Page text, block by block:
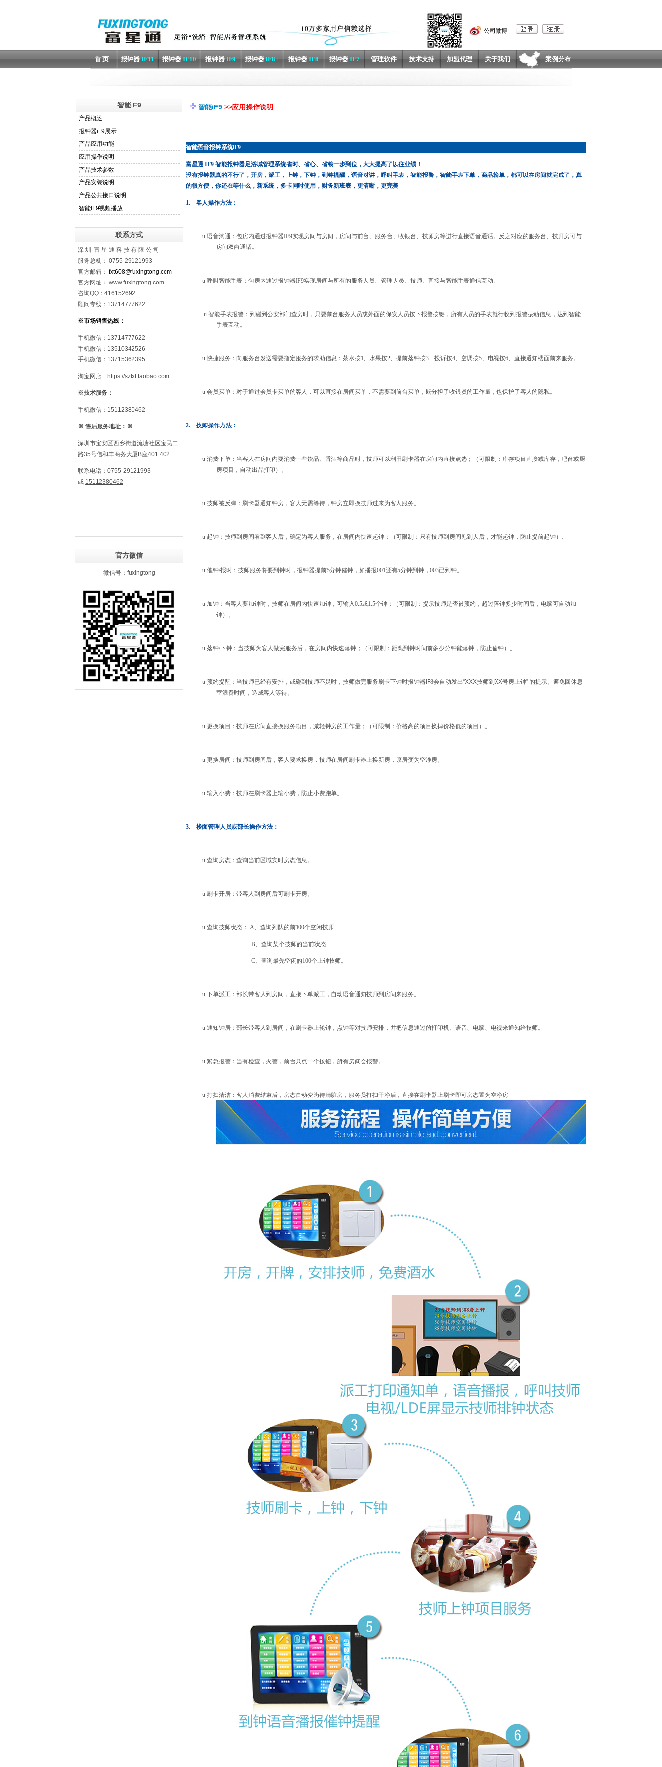
公司微博
首 页 报钟器IF11 报钟器IF10 报钟器IF9 报钟器IF8+ 报钟器IF8 报钟器IF7 管理软件 技术支持 加盟代理 关于我们 案例分布
智能iF9
产品概述
报钟器iF9展示
产品应用功能
应用操作说明
产品技术参数
产品安装说明
产品公共接口说明
智能IF9视频播放
联系方式
深 圳 富 星 通 科 技 有 限 公 司
服务总机： 0755-29121993
官方邮箱： fxt608@fuxingtong.com
官方网址： www.fuxingtong.com
咨询QQ：416152692
顾问专线：13714777622
※市场销售热线：
手机微信 ： 13714777622
手机微信：13510342526
手机微信：13715362395
淘宝网店: https://szfxt.taobao.com
※技术服务：
手机微信：15112380462
※ 售后服务地址： ※
深圳市宝安区西乡街道流塘社区宝民二
路35号信和丰商务大厦B座401.402
联系电话：0755-29121993
或 15112380462
官方微信
微信号：fuxingtong
智能iF9 >>应用操作说明
智能语音报钟系统iF9
富星通 IF9 智能报钟器足浴城管理系统省时、省心、省钱一步到位，大大提高了以往业绩！
没有报钟器真的不行了，开房，派工，上钟，下钟，到钟提醒，语音对讲，呼叫手表，智能报警，智能手表下单，商品输单，都可以在房间就完成了，真
的很方便，你还在等什么，新系统，多卡同时使用，财务新班表，更清晰，更完美
1. 客人操作方法：
u语音沟通：包房内通过报钟器IF9实现房间与房间，房间与前台、服务台、收银台、技师房等进行直接语音通话。反之对应的服务台、技师房可与
房间双向通话。
u呼叫智能手表：包房内通过报钟器IF9实现房间与所有的服务人员、管理人员、技师、直接与智能手表通信互动。
u智能手表报警：到碰到公安部门查房时，只要前台服务人员或外面的保安人员按下报警按键，所有人员的手表就行收到报警振动信息，达到智能
手表互动。
u快捷服务：向 服务台发送需要指定服务的求助信息：茶水按1、水果按2、提前落钟按3、投诉按4、空调按5、电视按6、直接通知楼面前来服务。
u会员买单：对于通过会员卡买单的客人，可以直接在房间买单，不需要到前台买单，既分担了收银员的工作量，也保护了客人的隐私。
2. 技师操作方法：
u消费下单：当客人在房间内要消费一些饮品、香酒等商品时，技师可以利用刷卡器在房间内直接点选；（可限制：库存项目直接减库存，吧台或厨
房项目，自动出品打印） 。
u技师被反弹：刷卡器通知钟房，客人无需等待，钟房立即换技师过来为客人服务。
u 起钟：技师到房间看到客人后，确定为客人服务，在房间内快速起钟；（可限制：只有技师到房间见到人后，才能起钟，防止提前起钟） 。
u催钟/报时：技师服务将要到钟时，报钟器提前5分钟催钟，如播报001还有5分钟到钟，003已到钟。
u 加钟：当客人要加钟时，技师在房间内快速加钟，可输入0.5或1.5个钟；（可限制：提示技师是否被预约，超过落钟多少时间后，电脑可自动加
钟） 。
u落钟/下钟：当技师为客人做完服务后，在房间内快速落钟；（可限制：距离到钟时间前多少分钟能落钟，防止偷钟） 。
u预约提醒：当技师已经有安排，或碰到技师不足时，技师做完服务刷卡下钟时报钟器 IF8会自动发出“XXX技师到XX号房上钟”的提示。避免回休息
室浪费时间，造成客人等待。
u更换项目：技师在房间直接换服务项目，减轻钟房的工作量；（可限制：价格高的项目换掉价格低的项目） 。
u更换房间：技师到房间后，客人要求换房，技师在房间刷卡器上换新房，原房变为空净房。
u输入小费：技师在刷卡器上输小费，防止小费跑单。
3. 楼面管理人员或部长操作方法：
u查询房态：查询当前区域实时房态信息。
u刷卡开房：带客人到房间后可刷卡开房。
u查询技师状态：A、查询列队的前100个空闲技师
B、查询某个技师的当前状态
C、查询最先空闲的100个上钟技师。
u下单派工：部长带客人到房间，直接下单派工，自动语音通知技师到房间来服务。
u通知钟房：部长带客人到房间，在刷卡器上轮钟，点钟等对技师安排，并把信息通过的打印机、语音、电脑、电视来通知给技师。
u 紧急报警：当有检查，火警，前台只点一个按钮，所有房间会报警。
u打扫清洁：客人消费结束后，房态自动变为待清脏房，服务员打扫干净后，直接在刷卡器上刷卡即可房态置为空净房